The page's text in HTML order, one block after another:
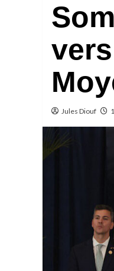
Jules Diouf